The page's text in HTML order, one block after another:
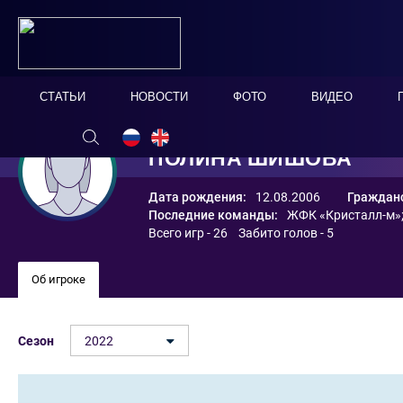
СТАТЬИ НОВОСТИ ФОТО ВИДЕО
ПОЛИНА ШИШОВА
Дата рождения: 12.08.2006
Последние команды:
ЖФК «Кристалл-м»
Всего игр - 26 Забито голов - 5
Об игроке
Сезон 2022